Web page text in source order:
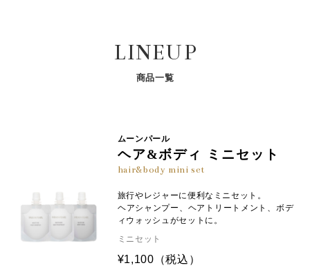
マグノリアやローズを中心とした華やかで上品なフ
ローラルの香りが、優雅なバスタイムを演出しま
子）をサポートしてうるおいを
パールリペアエッセンス
N
※2
オリジナル成分
ドロキシエチルサルコシン、香料、加水分解コンキオリ
ン、カチオン化加水分解コンキオリン-２、オオバナサル
スベリ葉エキス、クレアチン、グリチルリチン酸２Ｋ、
カルボン酸ビスエトキシジグリコール、塩化Ｎａ、クエ
ン酸、ココイルグルタミン酸ＴＥＡ、硫酸Ｎａ、サリチ
ル酸、エチドロン酸、ＥＤＴＡ-３Ｎａ、リン酸、エタノ
LINEUP
商品一覧
ムーンパール
ヘア&ボディ ミニセット
hair&body mini set
旅行やレジャーに便利なミニセット。
ヘアシャンプー、ヘアトリートメント、ボデ
ィウォッシュがセットに。
ミニセット
¥1,100 （税込）